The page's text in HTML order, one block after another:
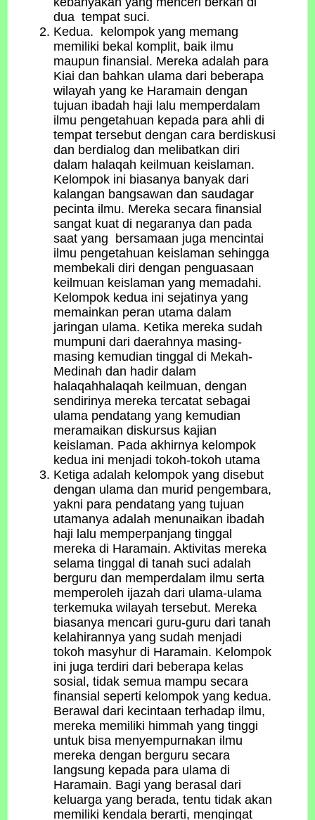
dua tempat suci.
Kedua. kelompok yang memang
memiliki bekal komplit, baik ilmu
maupun finansial. Mereka adalah para
Kiai dan bahkan ulama dari beberapa
wilayah yang ke Haramain dengan
tujuan ibadah haji lalu memperdalam
ilmu pengetahuan kepada para ahli di
tempat tersebut dengan cara berdiskusi
dan berdialog dan melibatkan diri
dalam halaqah keilmuan keislaman.
Kelompok ini biasanya banyak dari
kalangan bangsawan dan saudagar
pecinta ilmu. Mereka secara finansial
sangat kuat di negaranya dan pada
saat yang bersamaan juga mencintai
ilmu pengetahuan keislaman sehingga
membekali diri dengan penguasaan
keilmuan keislaman yang memadahi.
Kelompok kedua ini sejatinya yang
memainkan peran utama dalam
jaringan ulama. Ketika mereka sudah
mumpuni dari daerahnya masing-
masing kemudian tinggal di Mekah-
Medinah dan hadir dalam
halaqahhalaqah keilmuan, dengan
sendirinya mereka tercatat sebagai
ulama pendatang yang kemudian
meramaikan diskursus kajian
keislaman. Pada akhirnya kelompok
kedua ini menjadi tokoh-tokoh utama
Ketiga adalah kelompok yang disebut
dengan ulama dan murid pengembara,
yakni para pendatang yang tujuan
utamanya adalah menunaikan ibadah
haji lalu memperpanjang tinggal
mereka di Haramain. Aktivitas mereka
selama tinggal di tanah suci adalah
berguru dan memperdalam ilmu serta
memperoleh ijazah dari ulama-ulama
terkemuka wilayah tersebut. Mereka
biasanya mencari guru-guru dari tanah
kelahirannya yang sudah menjadi
tokoh masyhur di Haramain. Kelompok
ini juga terdiri dari beberapa kelas
sosial, tidak semua mampu secara
finansial seperti kelompok yang kedua.
Berawal dari kecintaan terhadap ilmu,
mereka memiliki himmah yang tinggi
untuk bisa menyempurnakan ilmu
mereka dengan berguru secara
langsung kepada para ulama di
Haramain. Bagi yang berasal dari
keluarga yang berada, tentu tidak akan
memiliki kendala berarti, mengingat